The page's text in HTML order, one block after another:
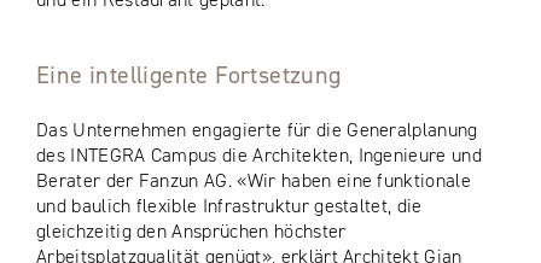
Eine intelligente Fortsetzung
Das Unternehmen engagierte für die Generalplanung
des INTEGRA Campus die Architekten, Ingenieure und
Berater der Fanzun AG. «Wir haben eine funktionale
und baulich flexible Infrastruktur gestaltet, die
gleichzeitig den Ansprüchen höchster
Arbeitsplatzqualität genügt», erklärt Architekt Gian